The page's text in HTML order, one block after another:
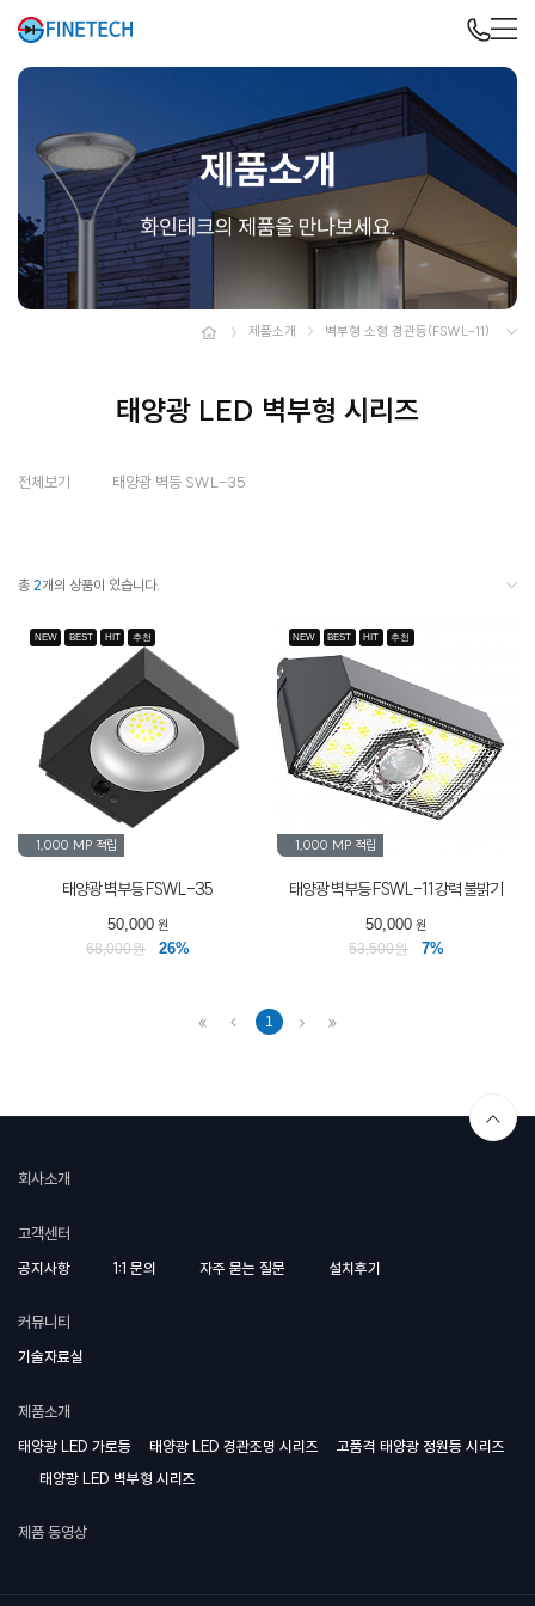
제품소개 벽부형 소형 경관등(FSWL-11)
태양광 LED 벽부형 시리즈
전체보기 태양광 벽등 SWL-35
총 2개의 상품이 있습니다.
1,000 MP 적립
NEW BEST HIT 추천
태양광 벽부등 FSWL-35
50,000원
68,000원
26%
1,000 MP 적립
NEW BEST HIT 추천
태양광 벽부등 FSWL-11 강력 불밝기
50,000 원
53,500원
7%
1
회사소개
고객센터
공지사항 1:1 문의 자주 묻는 질문 설치후기
커뮤니티
기술자료실
제품소개
태양광 LED 가로등 태양광 LED 경관조명 시리즈
고품격 태양광 정원등 시리즈
태양광 LED 벽부형 시리즈
제품 동영상